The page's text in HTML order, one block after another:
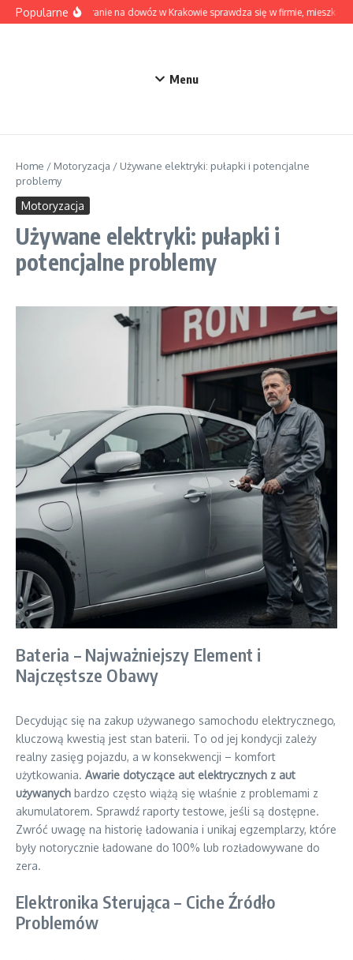
Przejdź do treści
PopularneKiedy pranie na dowóz w Krakowie sprawdza się w firmie,
Menu
Home / Motoryzacja / Używane elektryki: pułapki i potencjalne
problemy
Motoryzacja
Używane elektryki: pułapki i
potencjalne problemy
Bateria – Najważniejszy Element i
Najczęstsze Obawy
Decydując się na zakup używanego samochodu elektrycznego,
kluczową kwestią jest stan baterii. To od jej kondycji zależy
realny zasięg pojazdu, a w konsekwencji – komfort
użytkowania. Awarie dotyczące aut elektrycznych z aut
używanych bardzo często wiążą się właśnie z problemami z
akumulatorem. Sprawdź raporty testowe, jeśli są dostępne.
Zwróć uwagę na historię ładowania i unikaj egzemplarzy, które
były notorycznie ładowane do 100% lub rozładowywane do
zera.
Elektronika Sterująca – Ciche Źródło
Problemów